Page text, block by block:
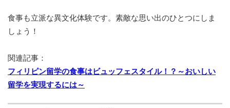
食事も立派な異文化体験です。素敵な思い出のひとつにしま
しょう！
関連記事：
フィリピン留学の食事はビュッフェスタイル！？～おいしい
留学を実現するには～